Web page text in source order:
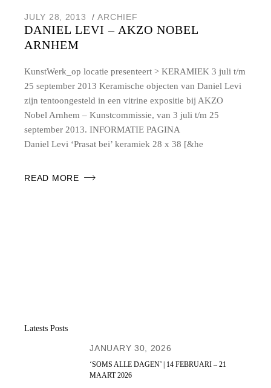
JULY 28, 2013 ARCHIEF
DANIEL LEVI – AKZO NOBEL
ARNHEM
KunstWerk_op locatie presenteert > KERAMIEK 3 juli t/m
25 september 2013 Keramische objecten van Daniel Levi
zijn tentoongesteld in een vitrine expositie bij AKZO
Nobel Arnhem – Kunstcommissie, van 3 juli t/m 25
september 2013. INFORMATIE PAGINA
Daniel Levi ‘Prasat bei’ keramiek 28 x 38 [&he
READ MORE
Latests Posts
JANUARY 30, 2026
‘SOMS ALLE DAGEN’ | 14 FEBRUARI – 21
MAART 2026